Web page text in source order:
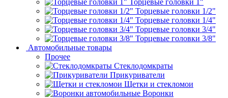
Торцевые головки 1"
Торцевые головки 1/2"
Торцевые головки 1/4"
Торцевые головки 3/4"
Торцевые головки 3/8"
Автомобильные товары
Прочее
Стеклодомкраты
Прикуриватели
Щетки и стекломои
Воронки